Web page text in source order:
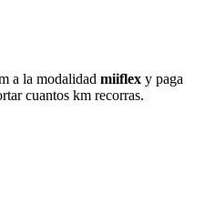
a la modalidad miiflex y paga
cuantos km recorras.